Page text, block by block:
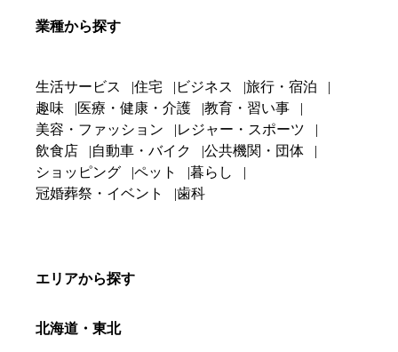
業種から探す
生活サービス 住宅 ビジネス
旅行・宿泊
趣味
医療・健康・介護
教育・習い事
美容・ファッション
レジャー・スポーツ
飲食店
自動車・バイク
公共機関・団体
ショッピング
ペット
暮らし
冠婚葬祭・イベント
歯科
エリアから探す
北海道・東北